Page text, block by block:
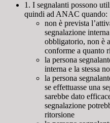
1. I segnalanti possono
quindi ad ANAC quando:
non è prevista
segnalazione
obbligatorio, non è
conforme a quanto
la persona
interna e la stessa
la persona
se effettuasse una
sarebbe dato
segnalazione
ritorsione